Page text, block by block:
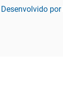
Desenvolvido por